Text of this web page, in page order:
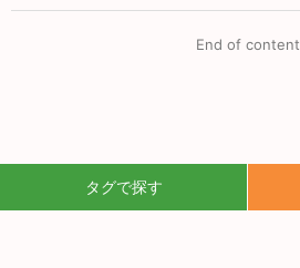
End of content
タグで探す